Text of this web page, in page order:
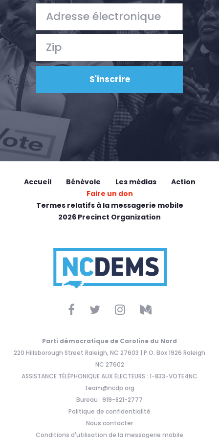
Accueil Bénévole Les médias
Action
Faire un don
Termes relatifs à la messagerie mobile
2026 Precinct Organization
Parti démocratique de Caroline du Nord
220 Hillsborough Street Raleigh, NC 27603 | P.O. Box 1926 Raleigh
NC 27602
ASSISTANCE TÉLÉPHONIQUE AUX ÉLECTEURS : 1-833-VOTE4NC
team@ncdp.org
Bureau : 919-821-2777
Politique de confidentialité
Nous contacter
Conditions d'utilisation de la messagerie mobile